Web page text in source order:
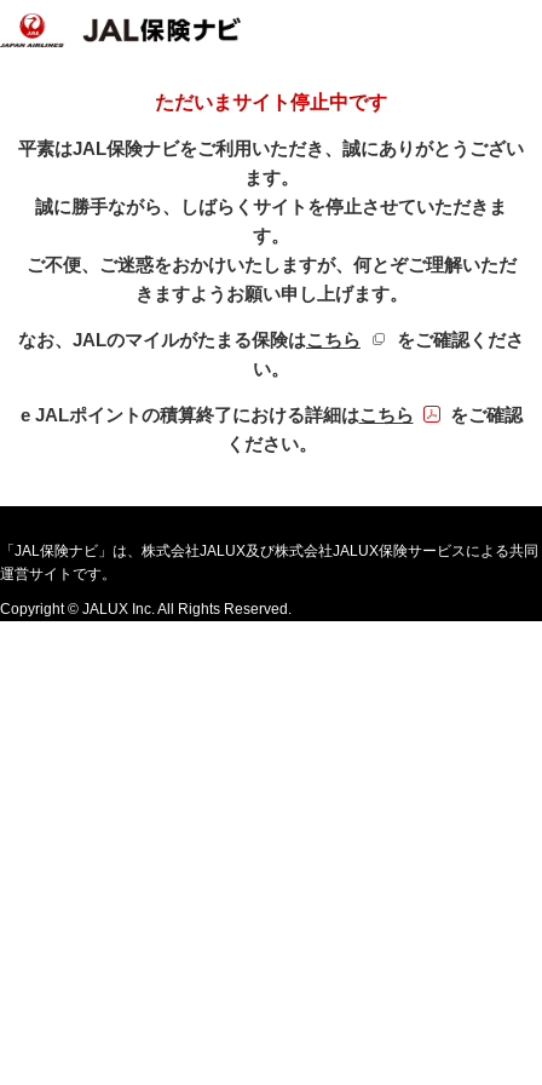
ただいまサイト停止中です
平素はJAL保険ナビをご利用いただき、誠にありがとうござい
ます。
誠に勝手ながら、しばらくサイトを停止させていただきま
す。
ご不便、ご迷惑をおかけいたしますが、何とぞご理解いただ
きますようお願い申し上げます。
なお、JALのマイルがたまる保険はこちら 新規ウィンドウを開
をご確認くださ
い。
e JALポイントの積算終了における詳細はこちらPDFファイル
をご確認
ください。
「JAL保険ナビ」は、株式会社JALUX及び株式会社JALUX保険サービスによる共同
運営サイトです。
Copyright © JALUX Inc. All Rights Reserved.